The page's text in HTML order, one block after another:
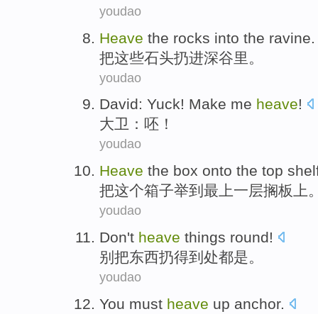
youdao
Heave the rocks into the ravine
把这些石头扔进深谷里 。
youdao
David: Yuck! Make me heave!
大卫 ： 呸 ！
youdao
Heave the box onto the top
把这个箱子举到 最 上一层搁板上
youdao
Don't heave things round!
别 把东西扔得到处都是。
youdao
You must heave up anchor.